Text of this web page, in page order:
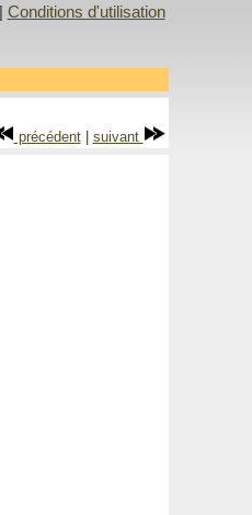
Conditions d'utilisation
précédent| suivant